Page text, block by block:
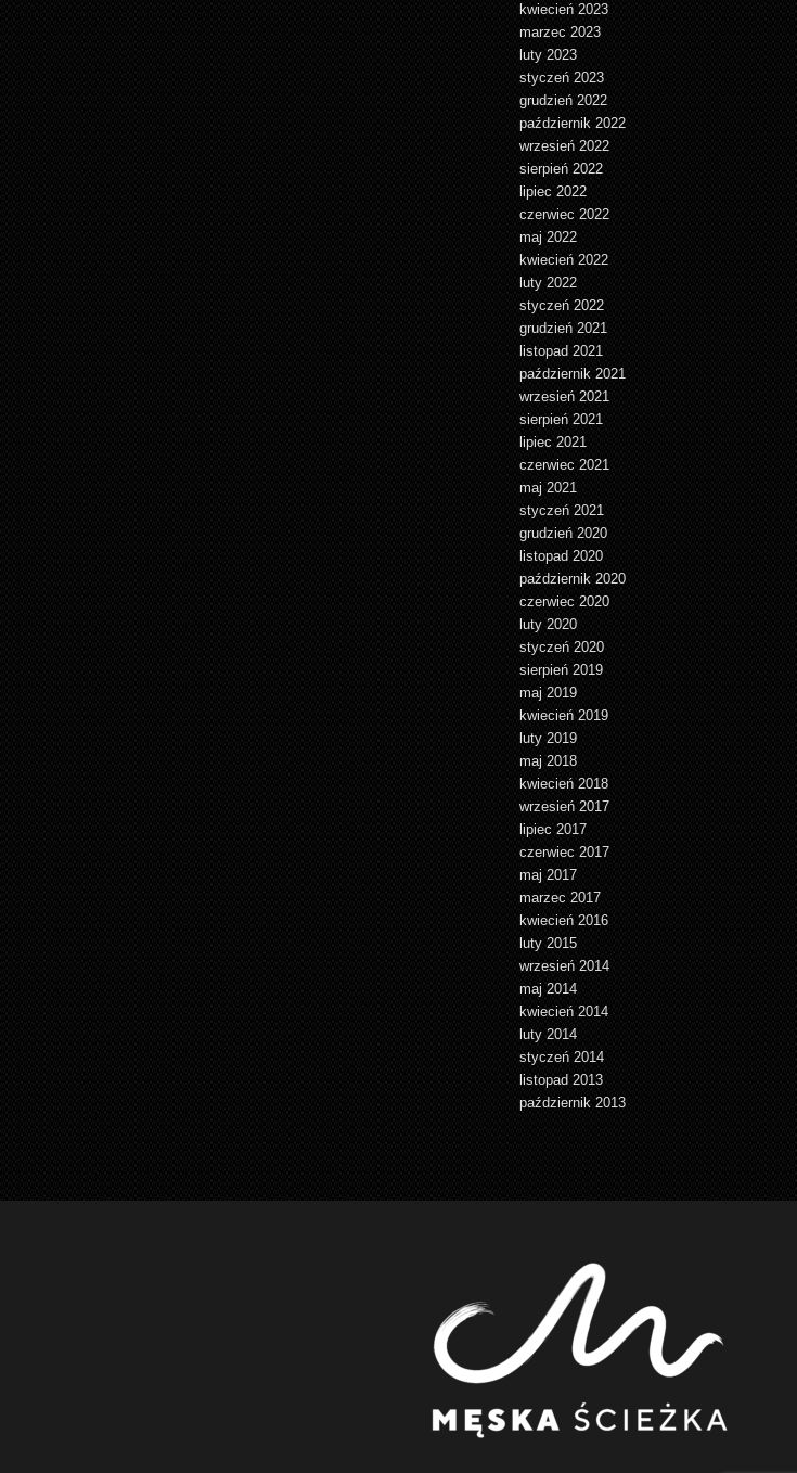
kwiecień 2023
marzec 2023
luty 2023
styczeń 2023
grudzień 2022
październik 2022
wrzesień 2022
sierpień 2022
lipiec 2022
czerwiec 2022
maj 2022
kwiecień 2022
luty 2022
styczeń 2022
grudzień 2021
listopad 2021
październik 2021
wrzesień 2021
sierpień 2021
lipiec 2021
czerwiec 2021
maj 2021
styczeń 2021
grudzień 2020
listopad 2020
październik 2020
czerwiec 2020
luty 2020
styczeń 2020
sierpień 2019
maj 2019
kwiecień 2019
luty 2019
maj 2018
kwiecień 2018
wrzesień 2017
lipiec 2017
czerwiec 2017
maj 2017
marzec 2017
kwiecień 2016
luty 2015
wrzesień 2014
maj 2014
kwiecień 2014
luty 2014
styczeń 2014
listopad 2013
październik 2013